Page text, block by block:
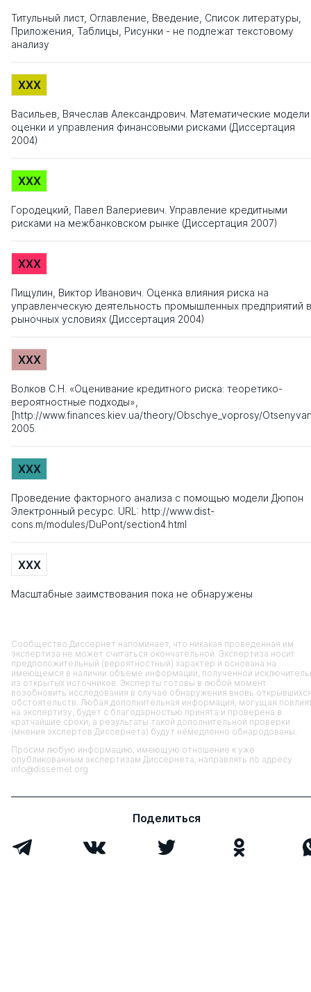
Титульный лист, Оглавление, Введение, Список литературы,
Приложения, Таблицы, Рисунки - не подлежат текстовому
анализу
XXX
Васильев, Вячеслав Александрович. Математические модели
оценки и управления финансовыми рисками (Диссертация
2004)
XXX
Городецкий, Павел Валериевич. Управление кредитными
рисками на межбанковском рынке (Диссертация 2007)
XXX
Пищулин, Виктор Иванович. Оценка влияния риска на
управленческую деятельность промышленных предприятий в
рыночных условиях (Диссертация 2004)
XXX
Волков С.Н. «Оценивание кредитного риска: теоретико-
вероятностные подходы»,
[http://www.finances.kiev.ua/theory/Obschye_voprosy/
2005.
XXX
Проведение факторного анализа с помощью модели Дюпон
Электронный ресурс. URL: http://www.dist-
cons.m/modules/DuPont/section4.html
XXX
Масштабные заимствования пока не обнаружены
Сообщество Диссернет напоминает, что никакая проведенная им
экспертиза не может считаться окончательной. Экспертиза носит
предположительный (вероятностный) характер и основана на
имеющемся в наличии объеме информации, полученной
из открытых источников. Эксперты готовы в любой момент
возобновить исследования в случае обнаружения вновь
обстоятельств. Любая дополнительная информация, могущая
на экспертизу, будет с благодарностью принята и проверена в
кратчайшие сроки, а результаты такой дополнительной проверки
(мнения экспертов Диссернета) будут немедленно обнародованы.
Просим любую информацию, имеющую отношение к уже
опубликованным экспертизам Диссернета, направлять по адресу
info@dissernet.org
Поделиться